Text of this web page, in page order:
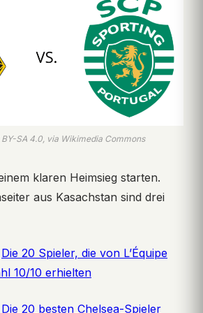
SA 4.0, via Wikimedia Commons
klaren Heimsieg starten.
aus Kasachstan sind drei
Die 20 Spieler, die von L’Équipe
10/10 erhielten
Die 20 besten Chelsea-Spieler